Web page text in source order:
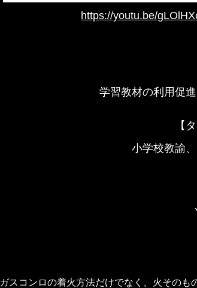
https://youtu.be/
学習教材の利用促
【
小学校教諭
ガスコンロの着火方法だけでなく、火その